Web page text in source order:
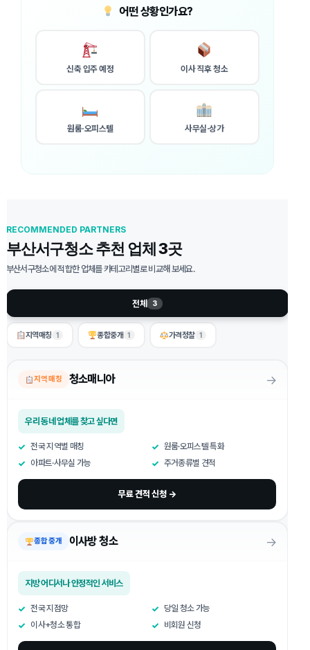
어떤 상황인가요?
신축 입주 예정 이사 직후 청소
원룸·오피스텔 사무실·상가
RECOMMENDED PARTNERS
부산서구청소 추천 업체 3곳
부산서구청소에 적합한 업체를 카테고리별로 비교해 보세요.
전체 3
지역매칭 1 종합중개 1 가격정찰 1
지역 매칭 청소매니아 →
우리 동네 업체를 찾고 싶다면
전국 지역별 매칭
원룸·오피스텔 특화
아파트·사무실 가능
주거종류별 견적
무료 견적 신청 →
종합 중개 이사방 청소 →
지방 어디서나 안정적인 서비스
전국 지점망
당일 청소 가능
이사+청소 통합
비회원 신청